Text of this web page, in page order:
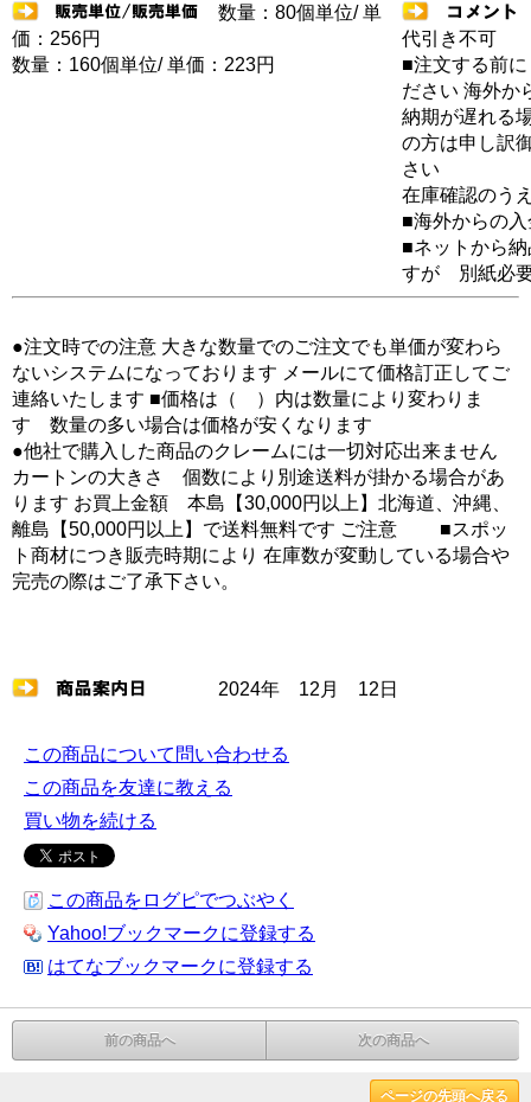
数量：80個単位/ 単
価：256円
数量：160個単位/ 単価：223円
代引き不可
■注文する前
ださい 海外か
納期が遅れる
の方は申し訳
さい
在庫確認のう
■海外からの
■ネットから
すが 別紙必
●注文時での注意 大きな数量でのご注文でも単価が変わら
ないシステムになっております メールにて価格訂正してご
連絡いたします ■価格は（ ）内は数量により変わりま
す 数量の多い場合は価格が安くなります
●他社で購入した商品のクレームには一切対応出来ません
カートンの大きさ 個数により別途送料が掛かる場合があ
ります お買上金額 本島【30,000円以上】北海道、沖縄、
離島【50,000円以上】で送料無料です ご注意 ■スポッ
ト商材につき販売時期により 在庫数が変動している場合や
完売の際はご了承下さい。
2024年 12月 12日
この商品について問い合わせる
この商品を友達に教える
買い物を続ける
この商品をログピでつぶやく
Yahoo!ブックマークに登録する
はてなブックマークに登録する
前の商品へ 次の商品へ
ページの先頭へ戻る